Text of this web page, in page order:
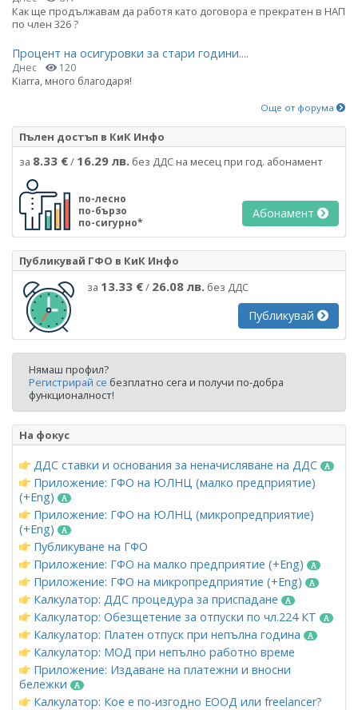
Как ще продължавам да работя като договора е прекратен в НАП
по член 326 ?
Процент на осигуровки за стари години....
Днес 120
Kiarra, много благодаря!
Още от форума
Пълен достъп в КиК Инфо
за 8.33 €/ 16.29 лв. без ДДС на месец при год. абонамент
по-лесно
по-бързо
по-сигурно*
Абонамент
Публикувай ГФО в КиК Инфо
за 13.33 €/ 26.08 лв. без ДДС
Публикувай
Нямаш профил?
Регистрирай се безплатно сега и получи по-добра
функционалност!
На фокус
ДДС ставки и основания за неначисляване на ДДС
Приложение: ГФО на ЮЛНЦ (малко предприятие)
(+Eng)
Приложение: ГФО на ЮЛНЦ (микропредприятие)
(+Eng)
Публикуване на ГФО
Приложение: ГФО на малко предприятие (+Eng)
Приложение: ГФО на микропредприятие (+Eng)
Калкулатор: ДДС процедура за приспадане
Калкулатор: Обезщетение за отпуски по чл.224 КТ
Калкулатор: Платен отпуск при непълна година
Калкулатор: МОД при непълно работно време
Приложение: Издаване на платежни и вносни
бележки
Калкулатор: Кое е по-изгодно ЕООД или freelancer?